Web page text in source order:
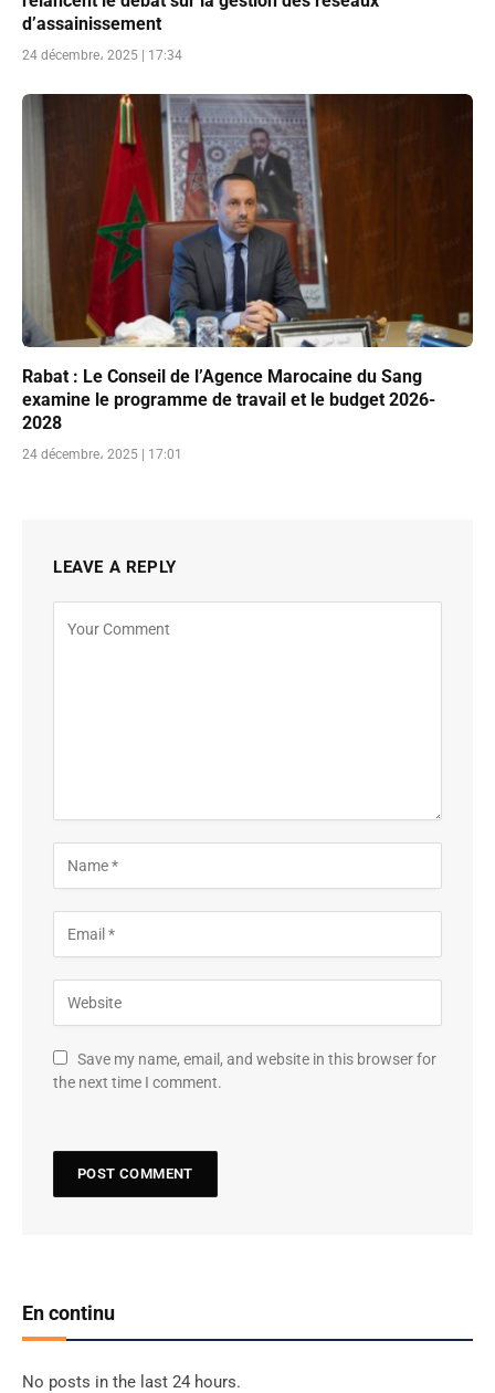
d’assainissement
24 décembre، 2025 | 17:34
Rabat : Le Conseil de l’Agence Marocaine du Sang
examine le programme de travail et le budget 2026-
2028
24 décembre، 2025 | 17:01
LEAVE A REPLY
Save my name, email, and website in this browser for
the next time I comment.
En continu
No posts in the last 24 hours.